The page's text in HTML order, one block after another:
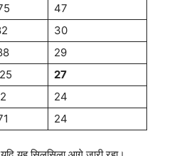
47
30
29
27
24
24